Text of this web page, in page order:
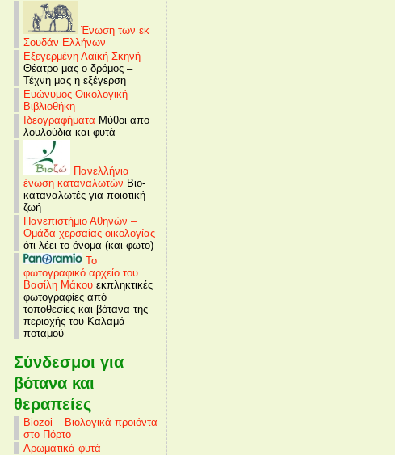
Ένωση των εκ
Σουδάν Ελλήνων
Εξεγερμένη Λαϊκή Σκηνή
Θέατρο μας ο δρόμος –
Τέχνη μας η εξέγερση
Ευώνυμος Οικολογική
Βιβλιοθήκη
Ιδεογραφήματα Μύθοι απο
λουλούδια και φυτά
Πανελλήνια
ένωση καταναλωτών Βιο-
καταναλωτές για ποιοτική
ζωή
Πανεπιστήμιο Αθηνών –
Ομάδα χερσαίας οικολογίας
ότι λέει το όνομα (και φωτο)
Το
φωτογραφικό αρχείο του
Βασίλη Μάκουεκπληκτικές
φωτογραφίες από
τοποθεσίες και βότανα της
περιοχής του Καλαμά
ποταμού
Σύνδεσμοι για
βότανα και
θεραπείες
Biozoi – Βιολογικά προιόντα
στο Πόρτο
Αρωματικά φυτά